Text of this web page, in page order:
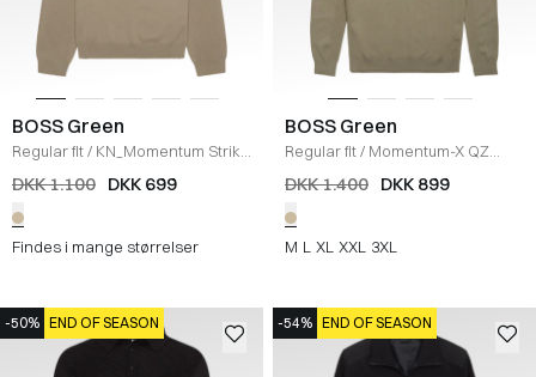
BOSS Green
Regular fit/ KN_Momentum Strik
SAND
DKK 1.100 DKK 699
Findes i mange størrelser
BOSS Green
Regular fit/ Momentum-X QZ
Strik
SAND
DKK 1.400 DKK 899
M L XL XXL 3XL
-50% END OF SEASON -54% END OF SEASON